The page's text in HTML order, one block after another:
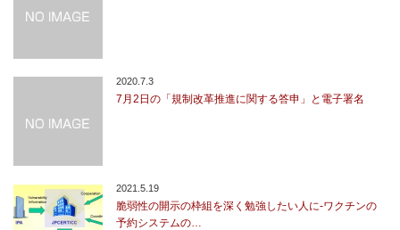
2020.7.3
7月2日の「規制改革推進に関する答申」と電子署名
2021.5.19
脆弱性の開示の枠組を深く勉強したい人に-ワクチンの
予約システムの…